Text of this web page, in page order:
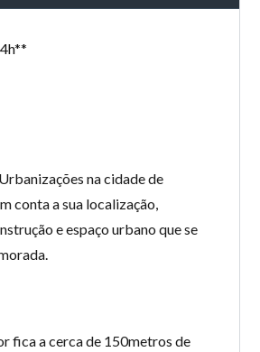
na cidade de
conta a sua localização,
e espaço urbano que se
fica a cerca de 150metros de